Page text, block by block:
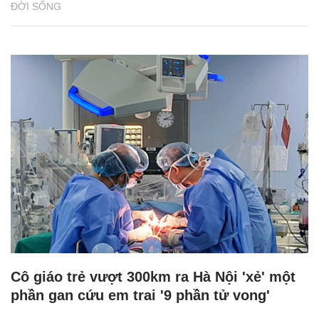
ĐỜI SỐNG
Cô giáo trẻ vượt 300km ra Hà Nội 'xẻ' một
phần gan cứu em trai '9 phần tử vong'